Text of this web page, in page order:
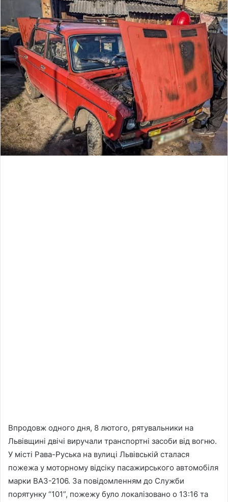
Впродовж одного дня, 8 лютого, рятувальники на
Львівщині двічі виручали транспортні засоби від вогню.
У місті Рава-Руська на вулиці Львівській сталася
пожежа у моторному відсіку пасажирського автомобіля
марки ВАЗ-2106. За повідомленням до Служби
порятунку “101”, пожежу було локалізовано о 13:16 та